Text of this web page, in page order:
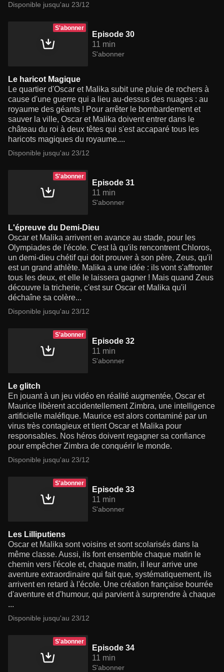
Disponible jusqu'au 23/12
S'abonner
Episode 30
11 min
S'abonner
Le haricot Magique
Le quartier d'Oscar et Malika subit une pluie de rochers à
cause d'une guerre qui a lieu au-dessus des nuages : au
royaume des géants ! Pour arrêter le bombardement et
sauver la ville, Oscar et Malika doivent entrer dans le
château du roi à deux têtes qui s'est accaparé tous les
haricots magiques du royaume....
Disponible jusqu'au 23/12
S'abonner
Episode 31
11 min
S'abonner
L'épreuve du Demi-Dieu
Oscar et Malika arrivent en avance au stade, pour les
Olympiades de l'école. C'est là qu'ils rencontrent Chloros,
un demi-dieu chétif qui doit prouver à son père, Zeus, qu'il
est un grand athlète. Malika a une idée : ils vont s'affronter
tous les deux, et elle le laissera gagner ! Mais quand Zeus
découvre la tricherie, c'est sur Oscar et Malika qu'il
déchaîne sa colère...
Disponible jusqu'au 23/12
S'abonner
Episode 32
11 min
S'abonner
Le glitch
En jouant à un jeu vidéo en réalité augmentée, Oscar et
Maurice libèrent accidentellement Zimbra, une intelligence
artificielle maléfique. Maurice est alors contaminé par un
virus très contagieux et tient Oscar et Malika pour
responsables. Nos héros doivent regagner sa confiance
pour empêcher Zimbra de conquérir le monde.
Disponible jusqu'au 23/12
S'abonner
Episode 33
11 min
S'abonner
Les Lilliputiens
Oscar et Malika sont voisins et sont scolarisés dans la
même classe. Aussi, ils font ensemble chaque matin le
chemin vers l'école et, chaque matin, il leur arrive une
aventure extraordinaire qui fait que, systématiquement, ils
arrivent en retard à l'école. Une création française bourrée
d'aventure et d'humour, qui parvient à surprendre à chaque
...
Disponible jusqu'au 23/12
S'abonner
Episode 34
11 min
S'abonner